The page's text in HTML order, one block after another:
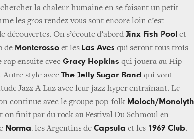
la chaleur humaine en se faisant un petit
les gros rendez vous sont encore loin c’est
découvertes. On s’écoute d’abord Jinx Fish Pool et
de Monterosso et les Las Aves qui seront tous trois
rap ensuite avec Gracy Hopkins qui jouera au Hip
Autre style avec The Jelly Sugar Band qui vont
Jazz A Luz avec leur jazz hyper entraînant. Le
continue avec le groupe pop-folk Moloch/Monolyth
on finit par du rock au Festival Du Schmoul en
Norma, les Argentins de Capsula et les 1969 Club.